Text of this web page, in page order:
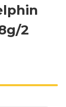
2